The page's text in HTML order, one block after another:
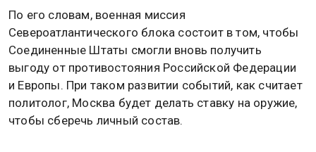
По его словам, военная миссия
Североатлантического блока состоит в том, чтобы
Соединенные Штаты смогли вновь получить
выгоду от противостояния Российской Федерации
и Европы. При таком развитии событий, как считает
политолог, Москва будет делать ставку на оружие,
чтобы сберечь личный состав.